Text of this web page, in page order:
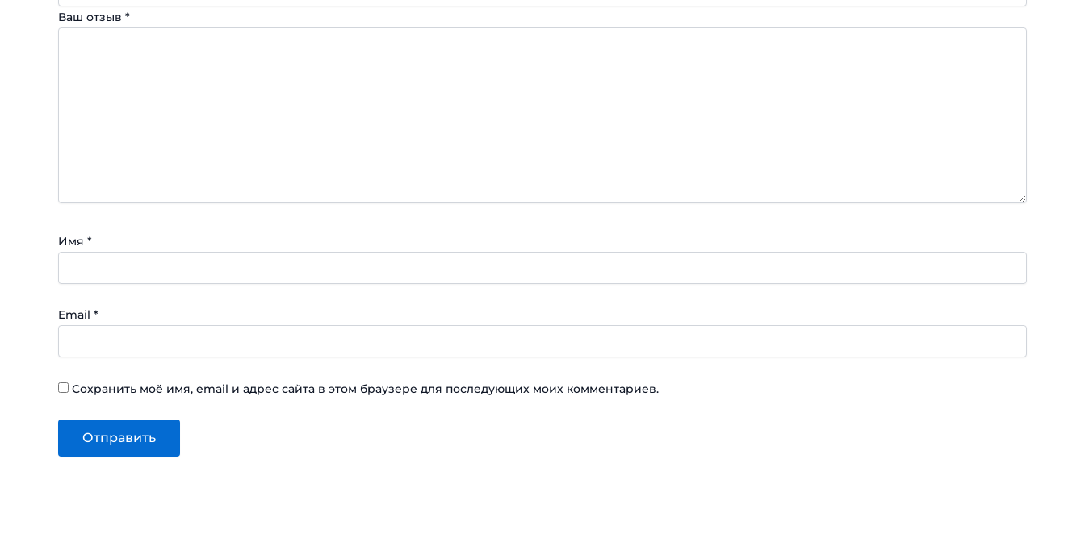
Ваш отзыв *
Имя *
Email *
Сохранить моё имя, email и адрес сайта в этом браузере для последующих моих комментариев.